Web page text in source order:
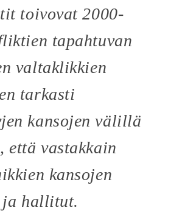
toivovat 2000-
tapahtuvan
valtaklikkien
tarkasti
kansojen välillä
että vastakkain
kansojen
hallitut.